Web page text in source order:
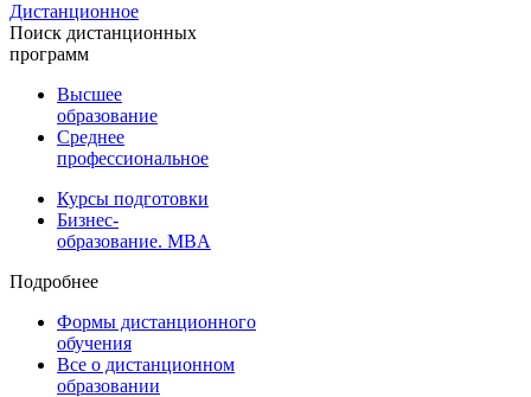
Дистанционное
Поиск дистанционных
программ
Высшее
образование
Среднее
профессиональное
Курсы подготовки
Бизнес-
образование. MBA
Подробнее
Формы дистанционного
обучения
Все о дистанционном
образовании